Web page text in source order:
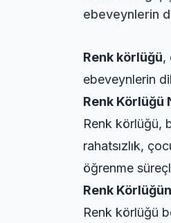
ebeveynlerin
Renk körlüğü,
ebeveynlerin
Renk Körlüğü
Renk körlüğü,
rahatsızlık,
öğrenme
Renk
Renk körlüğü